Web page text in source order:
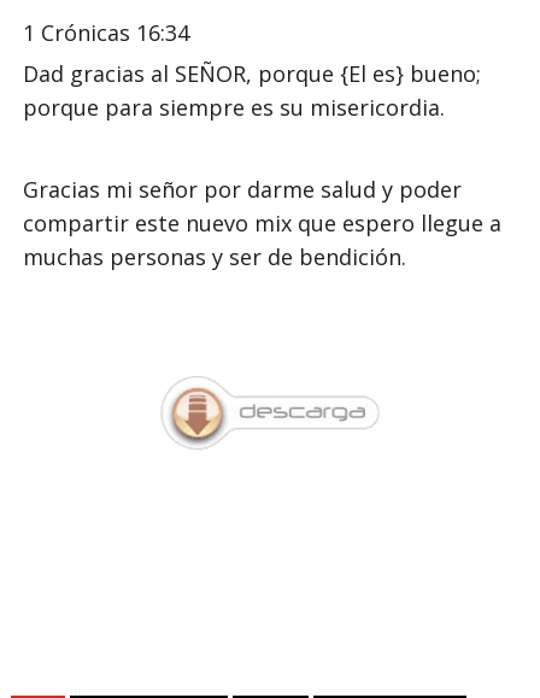
1 Crónicas 16:34
Dad gracias al SEÑOR, porque {El es} bueno;
porque para siempre es su misericordia.
Gracias mi señor por darme salud y poder
compartir este nuevo mix que espero llegue a
muchas personas y ser de bendición.